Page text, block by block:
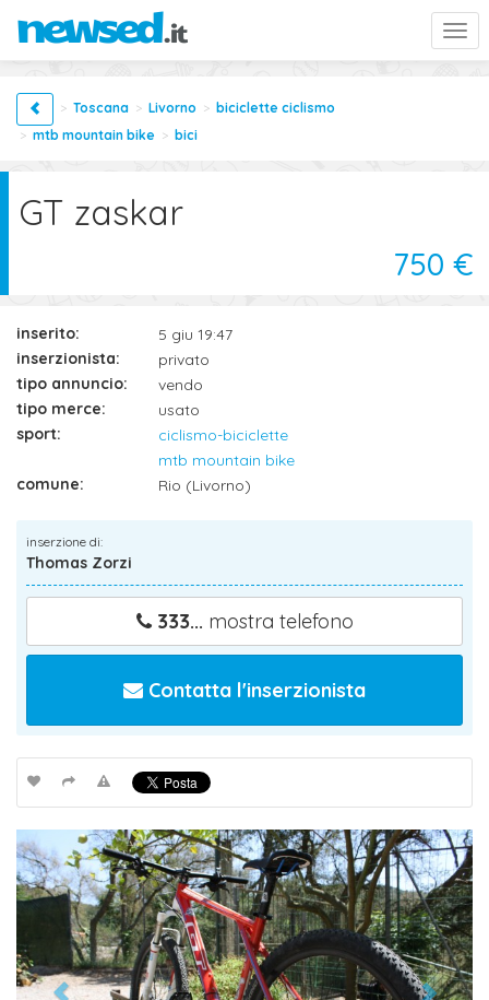
Toscana Livorno
biciclette ciclismo
mtb mountain bike
bici
GT zaskar
750 €
inserito:
5 giu 19:47
inserzionista:
privato
tipo annuncio:
vendo
tipo merce:
usato
sport:
ciclismo-biciclette
mtb mountain bike
comune:
Rio (Livorno)
inserzione di:
Thomas Zorzi
333... mostra telefono
Contatta l'inserzionista